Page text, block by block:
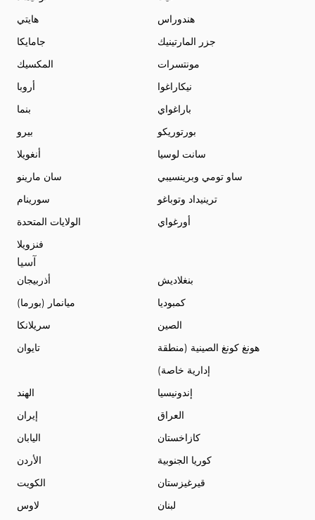
هايتي
هندوراس
جامايكا
جزر المارتينيك
المكسيك
مونتسرات
أروبا
نيكاراغوا
بنما
باراغواي
بيرو
بورتوريكو
أنغويلا
سانت لوسيا
سان مارينو
ساو تومي وبرينسيبي
سورينام
ترينيداد وتوباغو
الولايات المتحدة
أورغواي
فنزويلا
آسيا
أذربيجان
بنغلاديش
ميانمار (بورما)
كمبوديا
سريلانكا
الصين
تايوان
هونغ كونغ الصينية (منطقة
إدارية خاصة)
الهند
إندونيسيا
إيران
العراق
اليابان
كازاخستان
الأردن
كوريا الجنوبية
الكويت
قيرغيزستان
لاوس
لبنان